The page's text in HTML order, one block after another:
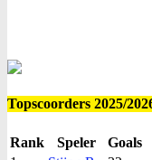
Topscoorders 2025/
Rank Speler
Goals